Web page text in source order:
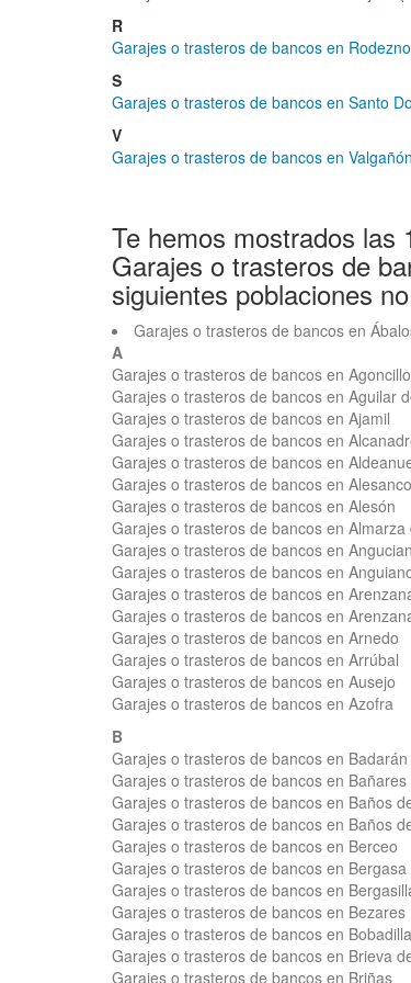
R
Garajes o trasteros de bancos en Rodezno
S
Garajes o trasteros de bancos en Santo
V
Garajes o trasteros de bancos en Valgañón
Te hemos mostrados las
Garajes o trasteros de
siguientes poblaciones
Garajes o trasteros de bancos en
A
Garajes o trasteros de bancos en Agoncillo
Garajes o trasteros de bancos en Aguilar
Garajes o trasteros de bancos en Ajamil
Garajes o trasteros de bancos en
Garajes o trasteros de bancos en
Garajes o trasteros de bancos en Alesanco
Garajes o trasteros de bancos en Alesón
Garajes o trasteros de bancos en
Garajes o trasteros de bancos en
Garajes o trasteros de bancos en
Garajes o trasteros de bancos en
Garajes o trasteros de bancos en
Garajes o trasteros de bancos en Arnedo
Garajes o trasteros de bancos en Arrúbal
Garajes o trasteros de bancos en Ausejo
Garajes o trasteros de bancos en Azofra
B
Garajes o trasteros de bancos en Badarán
Garajes o trasteros de bancos en Bañares
Garajes o trasteros de bancos en Baños
Garajes o trasteros de bancos en Baños
Garajes o trasteros de bancos en Berceo
Garajes o trasteros de bancos en Bergasa
Garajes o trasteros de bancos en
Garajes o trasteros de bancos en Bezares
Garajes o trasteros de bancos en Bobadilla
Garajes o trasteros de bancos en Brieva
Garajes o trasteros de bancos en Briñas